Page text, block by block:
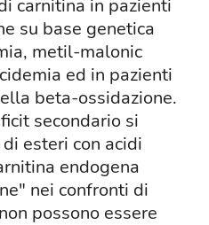
carnitina in pazienti
su base genetica
metil-malonic
ed in pazienti
beta-ossidazione.
secondario si
esteri con acidi
endogena
nei confronti di
possono essere